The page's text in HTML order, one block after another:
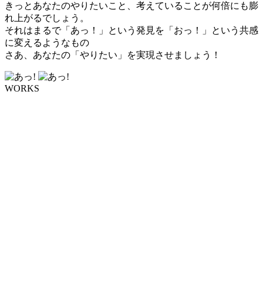
きっとあなたのやりたいこと、考えていることが何倍にも膨
れ上がるでしょう。
それはまるで「あっ！」という発見を「おっ！」という共感
に変えるようなもの
さあ、あなたの「やりたい」を実現させましょう！
WORKS